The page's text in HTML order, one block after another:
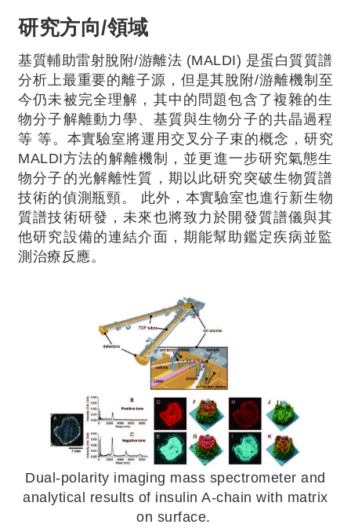
研究方向/領域
基質輔助雷射脫附/游離法 (MALDI) 是蛋白質質譜
分析上最重要的離子源，但是其脫附/游離機制至
今仍未被完全理解，其中的問題包含了複雜的生
物分子解離動力學、基質與生物分子的共晶過程
等 等。本實驗室將運用交叉分子束的概念，研究
MALDI方法的解離機制，並更進一步研究氣態生
物分子的光解離性質，期以此研究突破生物質譜
技術的偵測瓶頸。 此外，本實驗室也進行新生物
質譜技術研發，未來也將致力於開發質譜儀與其
他研究設備的連結介面，期能幫助鑑定疾病並監
測治療反應。
Dual-polarity imaging mass spectrometer and
analytical results of insulin A-chain with matrix
on surface.